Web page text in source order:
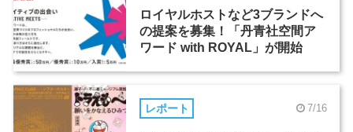
ロイヤルホストなど3ブランドへ
の提案を募集！「丹青社空間ア
ワード with ROYAL」が開始
レポート 7/16